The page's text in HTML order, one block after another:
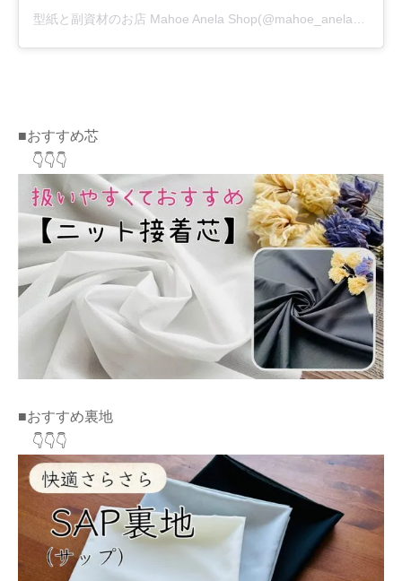
■おすすめ芯
👇👇👇
■おすすめ裏地
👇👇👇